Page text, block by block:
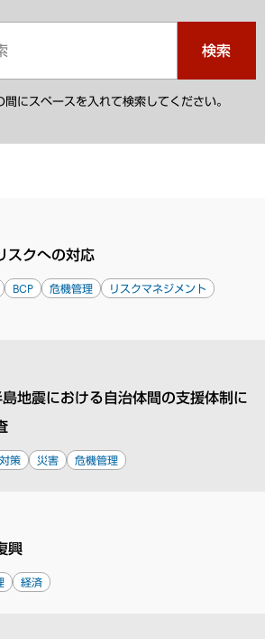
検索
にスペースを入れて検索してください。
スクへの対応
BCP 危機管理
リスクマネジメント
地震における自治体間の支援体制に
策 災害 危機管理
興
経済